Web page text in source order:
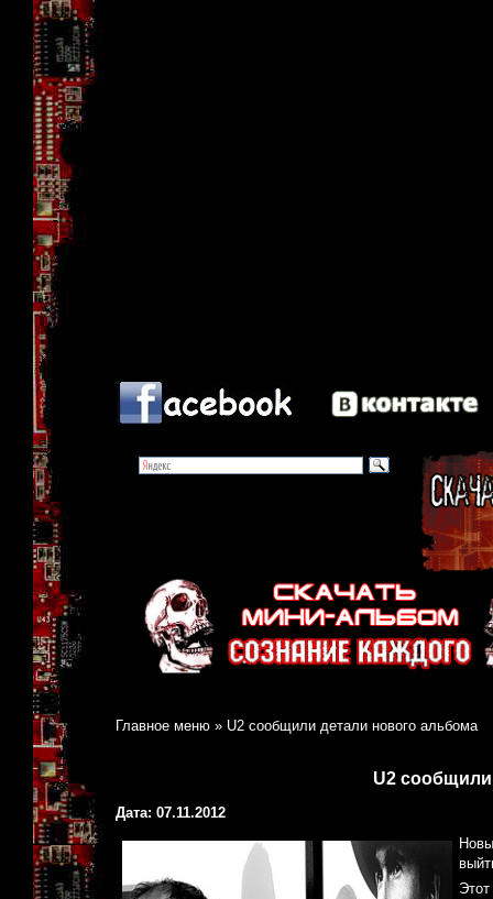
Главное меню » U2 сообщили детали нового альбома
U2
Дата: 07.11.2012